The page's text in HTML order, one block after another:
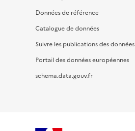
Données de référence
Catalogue de données
Suivre les publications des données
Portail des données européennes
schema.data.gouv.fr